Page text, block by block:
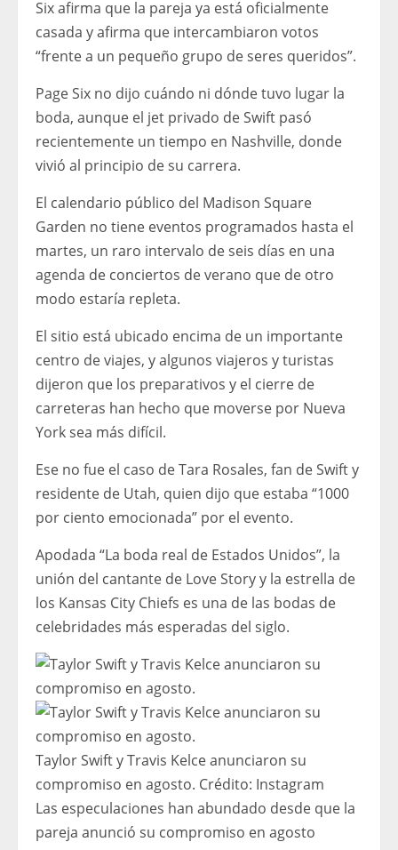
Six afirma que la pareja ya está oficialmente
casada y afirma que intercambiaron votos
“frente a un pequeño grupo de seres queridos”.
Page Six no dijo cuándo ni dónde tuvo lugar la
boda, aunque el jet privado de Swift pasó
recientemente un tiempo en Nashville, donde
vivió al principio de su carrera.
El calendario público del Madison Square
Garden no tiene eventos programados hasta el
martes, un raro intervalo de seis días en una
agenda de conciertos de verano que de otro
modo estaría repleta.
El sitio está ubicado encima de un importante
centro de viajes, y algunos viajeros y turistas
dijeron que los preparativos y el cierre de
carreteras han hecho que moverse por Nueva
York sea más difícil.
Ese no fue el caso de Tara Rosales, fan de Swift y
residente de Utah, quien dijo que estaba “1000
por ciento emocionada” por el evento.
Apodada “La boda real de Estados Unidos”, la
unión del cantante de Love Story y la estrella de
los Kansas City Chiefs es una de las bodas de
celebridades más esperadas del siglo.
Taylor Swift y Travis Kelce anunciaron su
compromiso en agosto. Crédito: Instagram
Las especulaciones han abundado desde que la
pareja anunció su compromiso en agosto